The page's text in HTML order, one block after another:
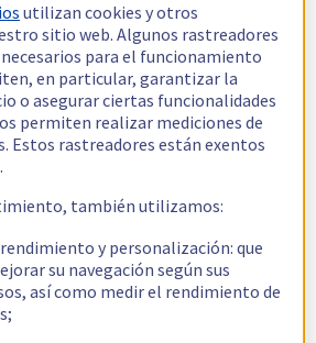
utilizan cookies y otros
sitio web. Algunos rastreadores
para el funcionamiento
en particular, garantizar la
o asegurar ciertas funcionalidades
permiten realizar mediciones de
Estos rastreadores están exentos
también utilizamos:
y personalización: que
su navegación según sus
así como medir el rendimiento de